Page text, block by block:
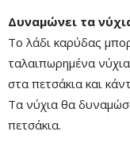
Δυναμώνει τα
Το λάδι καρύδας
ταλαιπωρημένα
στα πετσάκια και
Τα νύχια θα
πετσάκια.